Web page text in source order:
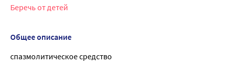
Беречь от детей
Общее описание
спазмолитическое средство